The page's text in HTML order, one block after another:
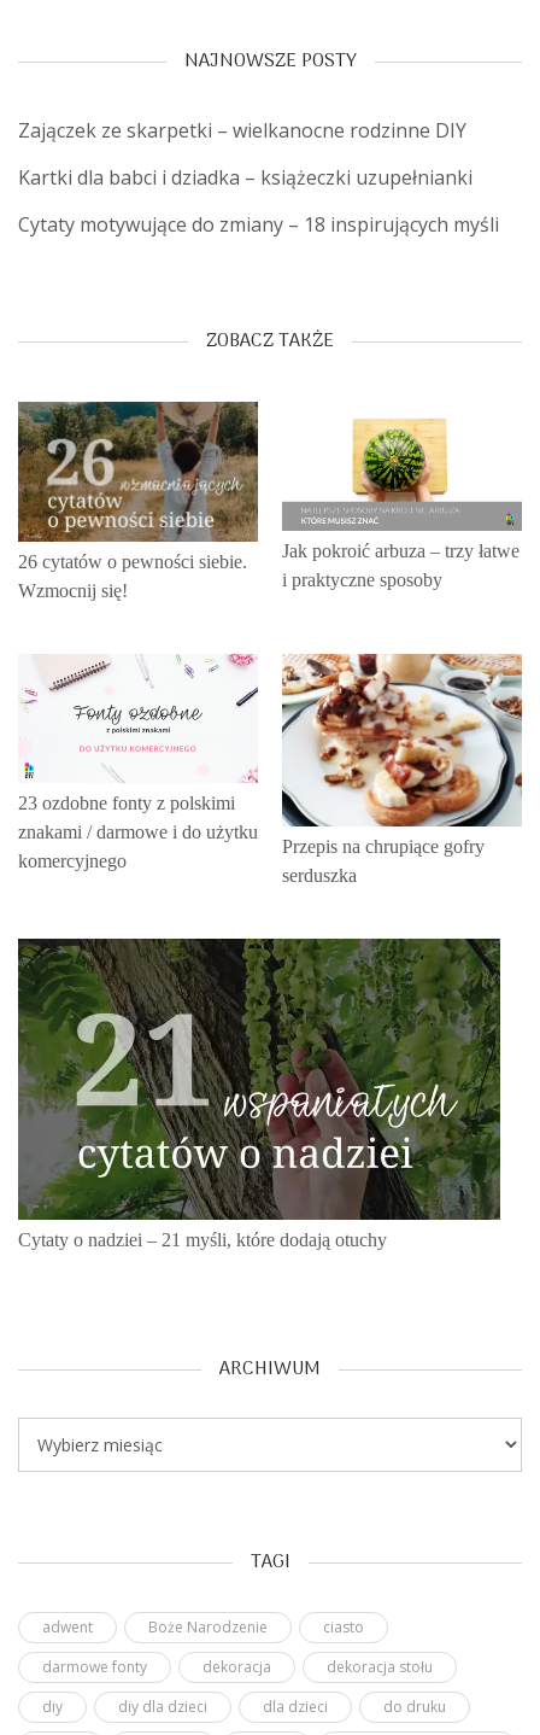
NAJNOWSZE POSTY
Zajączek ze skarpetki – wielkanocne rodzinne DIY
Kartki dla babci i dziadka – książeczki uzupełnianki
Cytaty motywujące do zmiany – 18 inspirujących myśli
ZOBACZ TAKŻE
26 cytatów o pewności siebie.
Wzmocnij się!
Jak pokroić arbuza – trzy łatwe
i praktyczne sposoby
23 ozdobne fonty z polskimi
znakami / darmowe i do użytku
komercyjnego
Przepis na chrupiące gofry
serduszka
Cytaty o nadziei – 21 myśli, które dodają otuchy
ARCHIWUM
TAGI
adwent Boże Narodzenie
ciasto
darmowe fonty
dekoracja
dekoracja stołu
diy
diy dla dzieci dla dzieci
do druku